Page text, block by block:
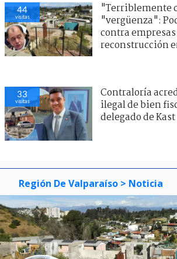
44
visitas
"Terriblemente
"vergüenza":
contra
reconstrucción
33
visitas
Contraloría
ilegal de bien
delegado de
Región De Valparaíso > Noticia